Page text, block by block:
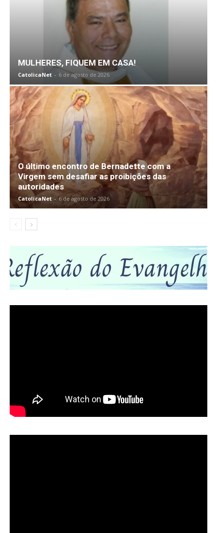
MULHERES, FIQUEM EM CASA!
CatolicaNet - 6 de agosto de 2026
O último encontro de Bernadette com a
Virgem sem desafiar as proibições das
autoridades
CatolicaNet - 6 de agosto de 2026